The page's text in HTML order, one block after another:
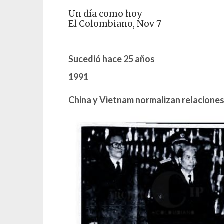
Un día como hoy
El Colombiano, Nov 7
Sucedió hace 25 años
1991
China y Vietnam normalizan relaciones